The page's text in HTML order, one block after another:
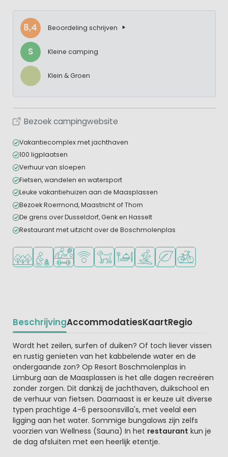
8,4 Beoordeling schrijven
S Kleine camping
Klein & Groen
Bezoek campingwebsite
Vakantiecomplex met jachthaven
100 ligplaatsen
Verhuur van sloepen
Fietsen, wandelen en watersport
Leuke vakantiehuizen aan de Maasplassen
Bezoek Roermond, Maastricht of Thorn
De grens over Dusseldorf, Genk en Hasselt
Restaurant met uitzicht over de Boschmolenplas
Ligt in een bosrijke omgeving
Aanbevolen voor jonge kinderen
Veel mogelijkheden om te sporten
WiFi beschikbaar
Huisdieren toegestaan
Restaurant of pizzeria
Watersportfaciliteiten
Groene ligging
Fietsverhuur
BeschrijvingAccommodatiesKaartRegio
Beschrijving
Wordt het zeilen, surfen of duiken? Of toch liever vissen
en rustig genieten van het kabbelende water en de
ondergaande zon? Op Resort Boschmolenplas in
Limburg aan de Maasplassen is het alle dagen recreëren
zonder zorgen. Dit dankzij de jachthaven, duikschool en
de verhuur van fietsen. Daarnaast is er keuze uit diverse
typen prachtige 4-6 persoonsvilla's, met veelal een
ligging aan het water. Sommige bungalows zijn zelfs
voorzien van Wellness (Sauna) In het restaurant kun je
de dag afsluiten met een heerlijk etentje.